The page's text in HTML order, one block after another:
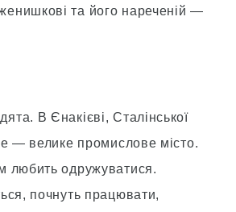
та його нареченій —
В Єнакієві, Сталінської
— велике промислове місто.
любить одружуватися.
почнуть працювати,